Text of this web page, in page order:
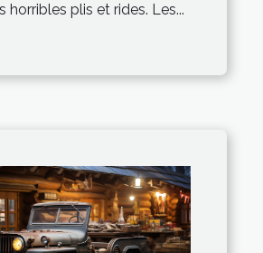
horribles plis et rides. Les...